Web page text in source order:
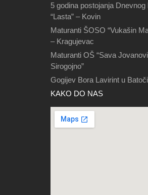
5 godina postojanja
“Lasta” – Kovin
Maturanti ŠOSO “Vukašin
– Kragujevac
Maturanti OŠ “Sava
Sirogojno”
Gogijev Bora Lavirint u
KAKO DO NAS